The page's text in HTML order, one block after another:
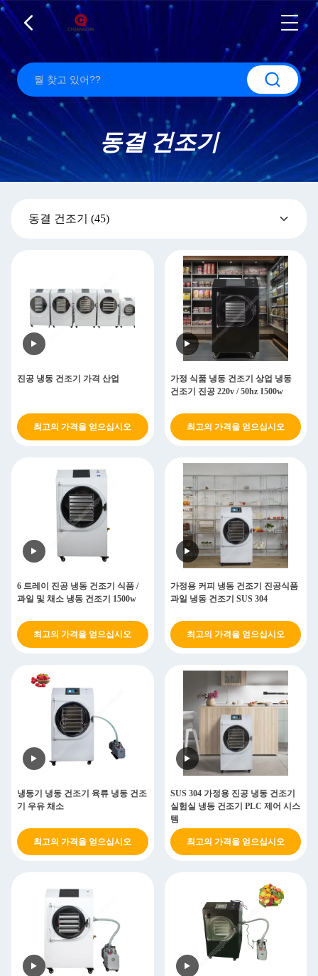
동결 건조기
동결 건조기 (45)
진공 냉동 건조기 가격 산업
최고의 가격을 얻으십시오
가정 식품 냉동 건조기 상업 냉동
건조기 진공 220v / 50hz 1500w
최고의 가격을 얻으십시오
6 트레이 진공 냉동 건조기 식품 /
과일 및 채소 냉동 건조기 1500w
최고의 가격을 얻으십시오
가정용 커피 냉동 건조기 진공식품
과일 냉동 건조기 SUS 304
최고의 가격을 얻으십시오
냉동기 냉동 건조기 육류 냉동 건조
기 우유 채소
최고의 가격을 얻으십시오
SUS 304 가정용 진공 냉동 건조기
실험실 냉동 건조기 PLC 제어 시스
템
최고의 가격을 얻으십시오